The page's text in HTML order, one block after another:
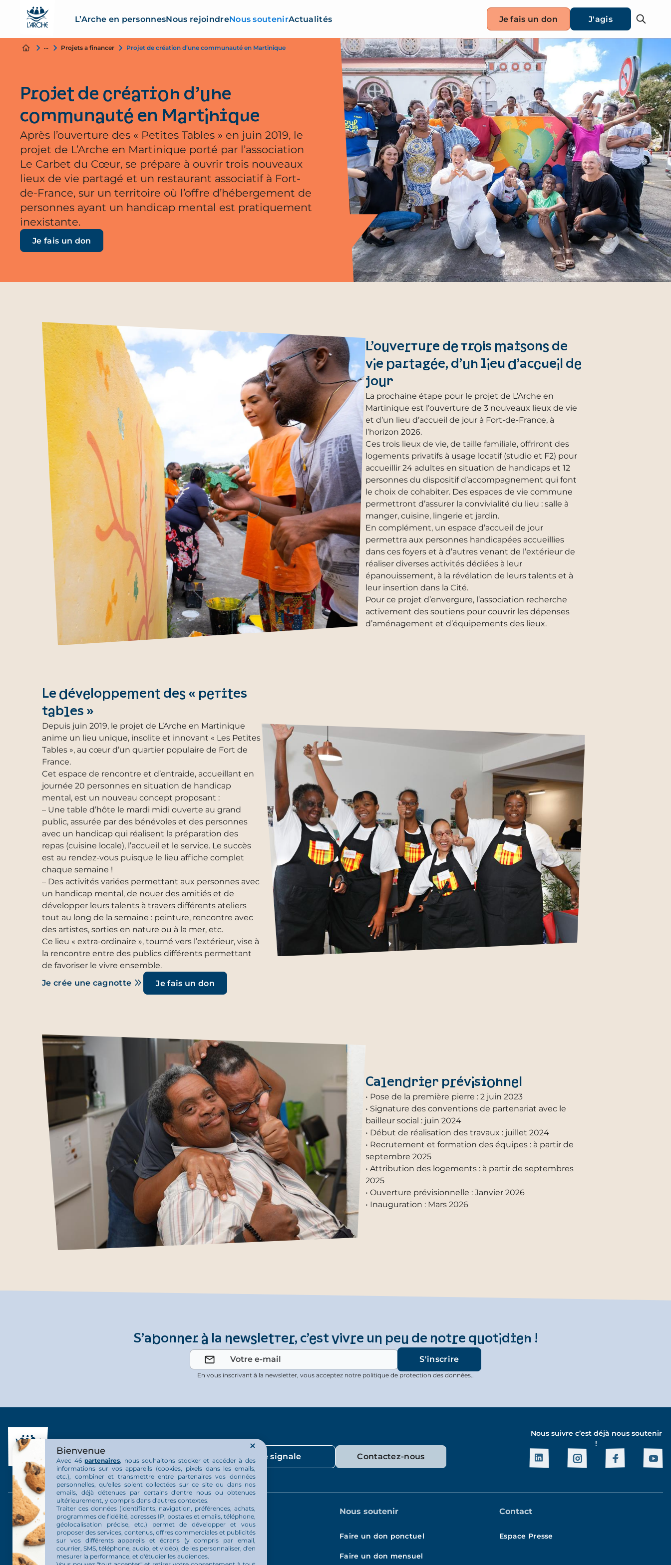
Je fais un don J'agis
L’Arche en personnesNous rejoindreNous soutenirActualités
Nous soutenirProjets a financer Projet de création d’une communauté en Martinique
Projet de création d’une
communauté en Martinique
Après l’ouverture des « Petites Tables » en juin 2019, le
projet de L’Arche en Martinique porté par l’association
Le Carbet du Cœur, se prépare à ouvrir trois nouveaux
lieux de vie partagé et un restaurant associatif à Fort-
de-France, sur un territoire où l’offre d’hébergement de
personnes ayant un handicap mental est pratiquement
inexistante.
Je fais un don
L’ouverture de trois maisons de
vie partagée, d’un lieu d’accueil de
jour
La prochaine étape pour le projet de L’Arche en
Martinique est l’ouverture de 3 nouveaux lieux de vie
et d’un lieu d’accueil de jour à Fort-de-France, à
l’horizon 2026.
Ces trois lieux de vie, de taille familiale, offriront des
logements privatifs à usage locatif (studio et F2) pour
accueillir 24 adultes en situation de handicaps et 12
personnes du dispositif d’accompagnement qui font
le choix de cohabiter. Des espaces de vie commune
permettront d’assurer la convivialité du lieu : salle à
manger, cuisine, lingerie et jardin.
En complément, un espace d’accueil de jour
permettra aux personnes handicapées accueillies
dans ces foyers et à d’autres venant de l’extérieur de
réaliser diverses activités dédiées à leur
épanouissement, à la révélation de leurs talents et à
leur insertion dans la Cité.
Pour ce projet d’envergure, l’association recherche
activement des soutiens pour couvrir les dépenses
d’aménagement et d’équipements des lieux.
Le développement des « petites
tables »
Depuis juin 2019, le projet de L’Arche en Martinique
anime un lieu unique, insolite et innovant « Les Petites
Tables », au cœur d’un quartier populaire de Fort de
France.
Cet espace de rencontre et d’entraide, accueillant en
journée 20 personnes en situation de handicap
mental, est un nouveau concept proposant :
– Une table d’hôte le mardi midi ouverte au grand
public, assurée par des bénévoles et des personnes
avec un handicap qui réalisent la préparation des
repas (cuisine locale), l’accueil et le service. Le succès
est au rendez-vous puisque le lieu affiche complet
chaque semaine !
– Des activités variées permettant aux personnes avec
un handicap mental, de nouer des amitiés et de
développer leurs talents à travers différents ateliers
tout au long de la semaine : peinture, rencontre avec
des artistes, sorties en nature ou à la mer, etc.
Ce lieu « extra-ordinaire », tourné vers l’extérieur, vise à
la rencontre entre des publics différents permettant
de favoriser le vivre ensemble.
Je crée une cagnotte
Je fais un don
Calendrier prévisionnel
• Pose de la première pierre : 2 juin 2023
• Signature des conventions de partenariat avec le
bailleur social : juin 2024
• Début de réalisation des travaux : juillet 2024
• Recrutement et formation des équipes : à partir de
septembre 2025
• Attribution des logements : à partir de septembres
2025
• Ouverture prévisionnelle : Janvier 2026
• Inauguration : Mars 2026
S’abonner à la newsletter, c’est vivre un peu de notre quotidien !
En vous inscrivant à la newsletter, vous acceptez notre politique de protection des données..
Je signale Contactez-nous
Nous suivre c’est déjà nous soutenir
!
L’Arche en personnes
Les communautés
L’organisation L’Arche
Nous rejoindre
Emploi
Bénévolat
Nous soutenir
Faire un don ponctuel
Faire un don mensuel
Contact
Espace Presse
Bienvenue
Avec 46partenaires, nous souhaitons stocker et accéder à des
informations sur vos appareils (cookies, pixels dans les emails,
etc.), combiner et transmettre entre partenaires vos données
personnelles, qu'elles soient collectées sur ce site ou dans nos
emails, déjà détenues par certains d'entre nous ou obtenues
ultérieurement, y compris dans d'autres contextes.
Traiter ces données (identifiants, navigation, préférences, achats,
programmes de fidélité, adresses IP, postales et emails, téléphone,
géolocalisation précise, etc.) permet de développer et vous
proposer des services, contenus, offres commerciales et publicités
sur vos différents appareils et écrans (y compris par email,
courrier, SMS, téléphone, audio, et vidéo), de les personnaliser, d'en
mesurer la performance, et d'étudier les audiences.